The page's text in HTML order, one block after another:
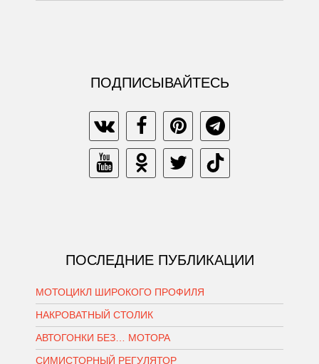
ПОДПИСЫВАЙТЕСЬ
ПОСЛЕДНИЕ ПУБЛИКАЦИИ
МОТОЦИКЛ ШИРОКОГО ПРОФИЛЯ
НАКРОВАТНЫЙ СТОЛИК
АВТОГОНКИ БЕЗ… МОТОРА
СИМИСТОРНЫЙ РЕГУЛЯТОР